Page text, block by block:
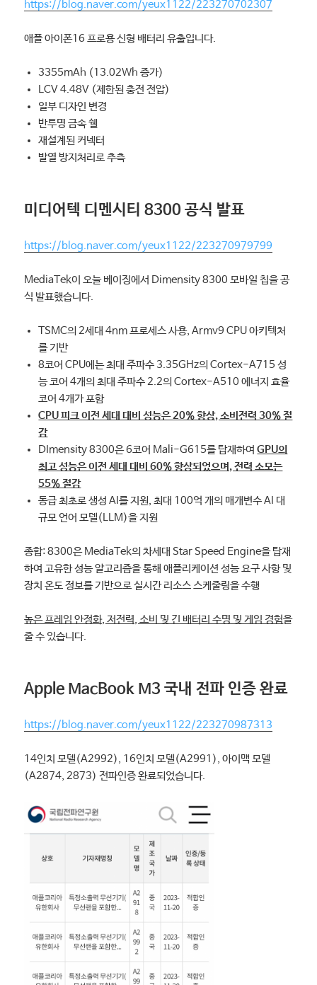
https://blog.naver.com/yeux1122/223270702307
애플 아이폰16 프로용 신형 배터리 유출입니다.
3355mAh (13.02Wh 증가)
LCV 4.48V (제한된 충전 전압)
일부 디자인 변경
반투명 금속 쉘
재설계된 커넥터
발열 방지처리로 추측
미디어텍 디멘시티 8300 공식 발표
https://blog.naver.com/yeux1122/223270979799
MediaTek이 오늘 베이징에서 Dimensity 8300 모바일 칩을 공
식 발표했습니다.
TSMC의 2세대 4nm 프로세스 사용, Armv9 CPU 아키텍처
를 기반
8코어 CPU에는 최대 주파수 3.35GHz의 Cortex-A715 성
능 코어 4개의 최대 주파수 2.2의 Cortex-A510 에너지 효율
코어 4개가 포함
CPU 피크 이전 세대 대비 성능은 20% 향상, 소비전력 30% 절
감
DImensity 8300은 6코어 Mali-G615를 탑재하여GPU의
최고 성능은 이전 세대 대비 60% 향상되었으며, 전력 소모는
55% 절감
동급 최초로 생성 AI를 지원, 최대 100억 개의 매개변수 AI 대
규모 언어 모델(LLM)을 지원
종합: 8300은 MediaTek의 차세대 Star Speed Engine을 탑재
하여 고유한 성능 알고리즘을 통해 애플리케이션 성능 요구 사항 및
장치 온도 정보를 기반으로 실시간 리소스 스케줄링을 수행
높은 프레임 안정화, 저전력, 소비 및 긴 배터리 수명 및 게임 경험을
줄 수 있습니다.
Apple MacBook M3 국내 전파 인증 완료
https://blog.naver.com/yeux1122/223270987313
14인치 모델(A2992), 16인치 모델(A2991), 아이맥 모델
(A2874, 2873) 전파인증 완료되었습니다.